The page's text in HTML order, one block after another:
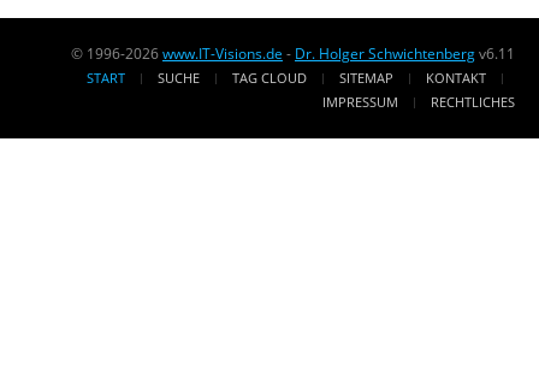
© 1996-2026www.IT-Visions.de - Dr. Holger Schwichtenbergv6.11
START SUCHE TAG CLOUD SITEMAP
KONTAKT
IMPRESSUM
RECHTLICHES